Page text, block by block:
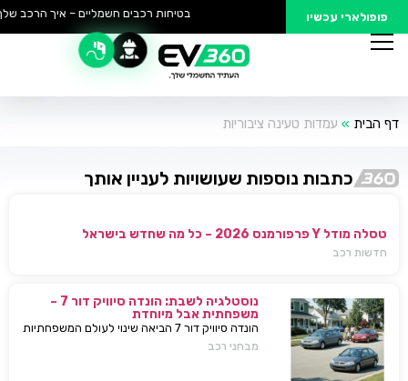
פופולארי עכשיו בטיחות רכבים חשמליים – איך הרכב
דף הבית » עמדות טעינה ציבוריות
כתבות נוספות שעושויות לעניין אותך
טסלה מודל Y פרפורמנס 2026 – כל מה שחדש בישראל
חדשות רכב
נוסטלגיה לשבת: הונדה סיוויק דור 7 –
משפחתית אבל מיוחדת
הונדה סיוויק דור 7 הביאה שינוי לעולם המשפחתיות
בישראל — כל מה שחשוב לדעת, מפרטים ועד
מבחני רכב